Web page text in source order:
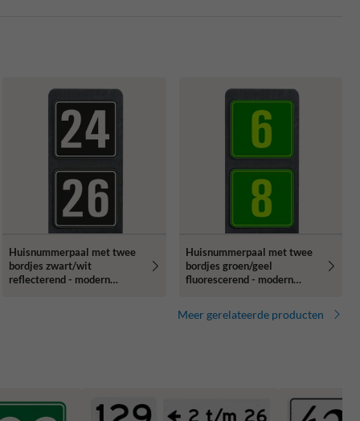
Huisnummerpaal met twee
bordjes zwart/wit
reflecterend - modern
Huisnummerpaal met twee
bordjes groen/geel
fluorescerend - modern
Meer gerelateerde producten